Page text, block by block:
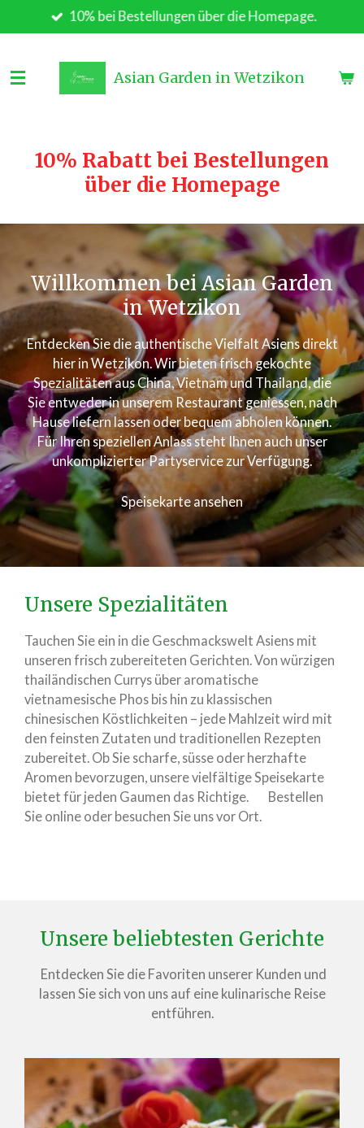
Hauptinhalt
10% bei Bestellungen über die Homepage.
Asian Garden in Wetzikon
10% Rabatt bei Bestellungen
über die Homepage
Willkommen bei Asian Garden
in Wetzikon
Entdecken Sie die authentische Vielfalt Asiens direkt
hier in Wetzikon. Wir bieten frisch gekochte
Spezialitäten aus China, Vietnam und Thailand, die
Sie entweder in unserem Restaurant geniessen, nach
Hause liefern lassen oder bequem abholen können.
Für Ihren speziellen Anlass steht Ihnen auch unser
unkomplizierter Partyservice zur Verfügung.
Speisekarte ansehen
Unsere Spezialitäten
Tauchen Sie ein in die Geschmackswelt Asiens mit
unseren frisch zubereiteten Gerichten. Von würzigen
thailändischen Currys über aromatische
vietnamesische Phos bis hin zu klassischen
chinesischen Köstlichkeiten – jede Mahlzeit wird mit
den feinsten Zutaten und traditionellen Rezepten
zubereitet. Ob Sie scharfe, süsse oder herzhafte
Aromen bevorzugen, unsere vielfältige Speisekarte
bietet für jeden Gaumen das Richtige. Bestellen
Sie online oder besuchen Sie uns vor Ort.
Unsere beliebtesten Gerichte
Entdecken Sie die Favoriten unserer Kunden und
lassen Sie sich von uns auf eine kulinarische Reise
entführen.